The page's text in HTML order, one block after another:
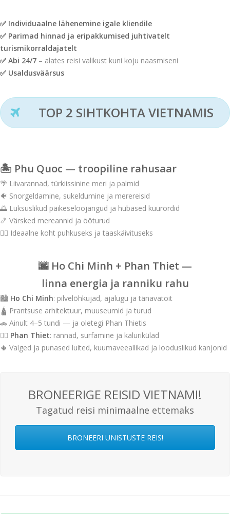
✅ Individuaalne lähenemine igale kliendile
✅ Parimad hinnad ja eripakkumised juhtivatelt
turismikorraldajatelt
✅ Abi 24/7 – alates reisi valikust kuni koju naasmiseni
✅ Usaldusväärsus
TOP 2 SIHTKOHTA VIETNAMIS
🏝️ Phu Quoc — troopiline rahusaar
🌴 Liivarannad, türkiissinine meri ja palmid
🐠 Snorgeldamine, sukeldumine ja merereisid
🌅 Luksuslikud päikeseloojangud ja hubased kuurordid
🍤 Värsked mereannid ja ööturud
🧘‍♀️ Ideaalne koht puhkuseks ja taaskäivituseks
🌆 Ho Chi Minh + Phan Thiet —
linna energia ja ranniku rahu
🏙️ Ho Chi Minh: pilvelõhkujad, ajalugu ja tänavatoit
🛕 Prantsuse arhitektuur, muuseumid ja turud
🚗 Ainult 4–5 tundi — ja oletegi Phan Thietis
🏄‍♂️ Phan Thiet: rannad, surfamine ja kalurikülad
🌵 Valged ja punased luited, kuumaveeallikad ja looduslikud kanjonid
BRONEERIGE REISID VIETNAMI!
Tagatud reisi minimaalne ettemaks
BRONEERI UNISTUSTE REIS!